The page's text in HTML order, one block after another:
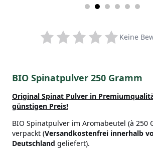
Keine
BIO Spinatpulver 250 Gramm
Original Spinat Pulver in
günstigen Preis!
BIO Spinatpulver im Aromabeutel (à 250
verpackt (Versandkostenfrei innerhalb
Deutschland geliefert).